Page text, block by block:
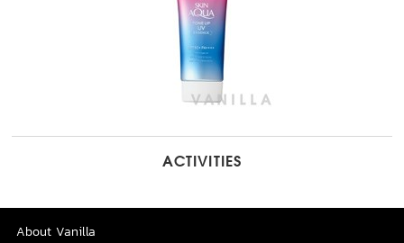
ACTIVITIES
About Vanilla